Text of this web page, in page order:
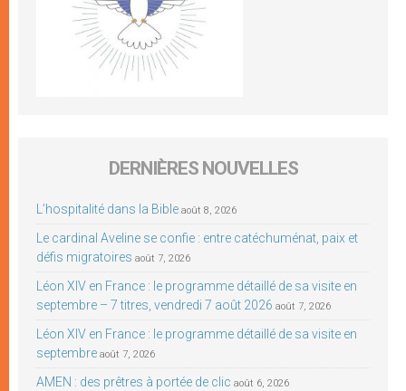
DERNIÈRES NOUVELLES
L’hospitalité dans la Bible août 8, 2026
Le cardinal Aveline se confie : entre catéchuménat, paix et
défis migratoires août 7, 2026
Léon XIV en France : le programme détaillé de sa visite en
septembre – 7 titres, vendredi 7 août 2026 août 7, 2026
Léon XIV en France : le programme détaillé de sa visite en
septembre août 7, 2026
AMEN : des prêtres à portée de clic août 6, 2026